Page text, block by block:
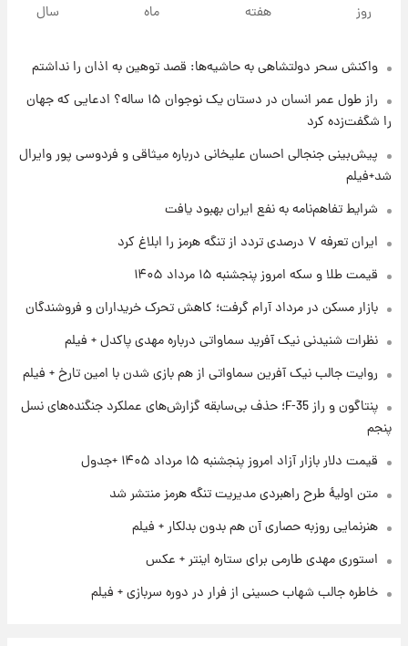
قیمت سکه و طلا فردا
۱ روز پیش
۱ روز پیش
۱ روز پیش
۱ روز پیش
سود مشارکت چند درصد است؟
روز هفته ماه سال
واکنش سحر دولتشاهی به حاشیه‌ها: قصد توهین به اذان را نداشتم
راز طول عمر انسان در دستان یک نوجوان ۱۵ ساله؟ ادعایی که جهان
را شگفت‌زده کرد
پیش‌بینی جنجالی احسان علیخانی درباره میثاقی و فردوسی پور وایرال
شد+فیلم
شرایط تفاهم‌نامه به نفع ایران بهبود یافت
ایران تعرفه ۷ درصدی تردد از تنگه هرمز را ابلاغ کرد
قیمت طلا و سکه امروز پنجشنبه ۱۵ مرداد ۱۴۰۵
بازار مسکن در مرداد آرام گرفت؛ کاهش تحرک خریداران و فروشندگان
نظرات شنیدنی نیک آفرید سماواتی درباره مهدی پاکدل + فیلم
روایت جالب نیک آفرین سماواتی از هم بازی شدن با امین تارخ + فیلم
پنتاگون و راز F-35؛ حذف بی‌سابقه گزارش‌های عملکرد جنگنده‌های نسل
پنجم
قیمت دلار بازار آزاد امروز پنجشنبه ۱۵ مرداد ۱۴۰۵ +جدول
متن اولیۀ طرح راهبردی مدیریت تنگه هرمز منتشر شد
هنرنمایی روزبه حصاری آن هم بدون بدلکار + فیلم
استوری مهدی طارمی برای ستاره اینتر + عکس
خاطره جالب شهاب حسینی از فرار در دوره سربازی + فیلم